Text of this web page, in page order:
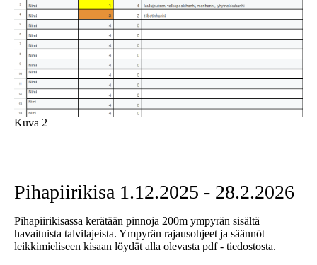
Kuva 2
Pihapiirikisa 1.12.2025 - 28.2.2026
Pihapiirikisassa kerätään pinnoja 200m ympyrän sisältä
havaituista talvilajeista. Ympyrän rajausohjeet ja säännöt
leikkimieliseen kisaan löydät alla olevasta pdf - tiedostosta.